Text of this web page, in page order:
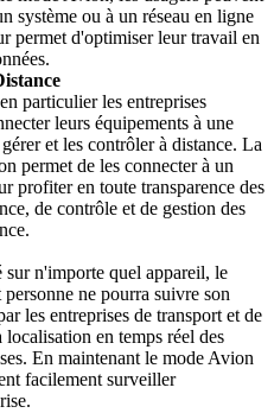
système ou à un réseau en ligne
permet d'optimiser leur travail en
particulier les entreprises
leurs équipements à une
et les contrôler à distance. La
permet de les connecter à un
profiter en toute transparence des
de contrôle et de gestion des
n'importe quel appareil, le
ne pourra suivre son
les entreprises de transport et de
en temps réel des
En maintenant le mode Avion
facilement surveiller